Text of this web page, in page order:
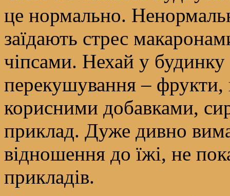
це нормально.
заїдають стрес
чіпсами. Нехай у будинку
перекушування – фрукти,
корисними добавками,
приклад. Дуже дивно
відношення до їжі, не
прикладів.